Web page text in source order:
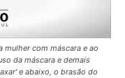
mulher com máscara e ao
da máscara e demais
e abaixo, o brasão do